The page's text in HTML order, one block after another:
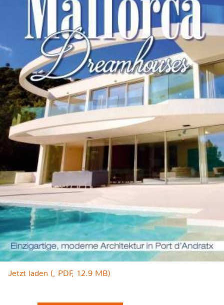
Jetzt laden (, PDF, 12.9 MB)